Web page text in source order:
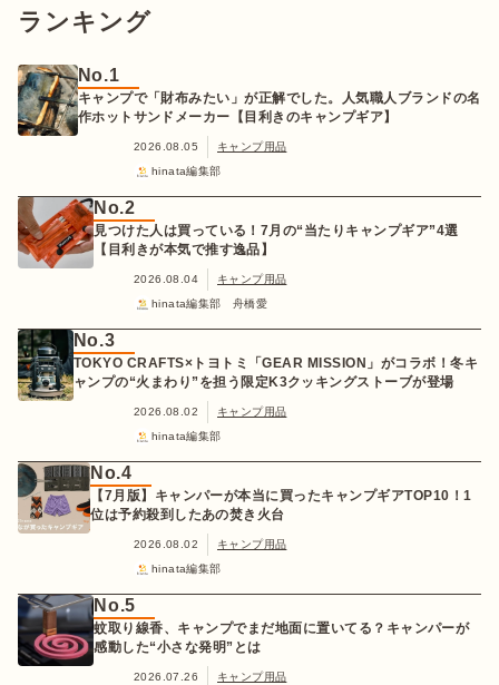
ランキング
No.1
キャンプで「財布みたい」が正解でした。人気職人ブランドの名
作ホットサンドメーカー【目利きのキャンプギア】
2026.08.05
キャンプ用品
hinata編集部
No.2
見つけた人は買っている！7月の“当たりキャンプギア”4選
【目利きが本気で推す逸品】
2026.08.04
キャンプ用品
hinata編集部 舟橋愛
No.3
TOKYO CRAFTS×トヨトミ「GEAR MISSION」がコラボ！冬キ
ャンプの“火まわり”を担う限定K3クッキングストーブが登場
2026.08.02
キャンプ用品
hinata編集部
No.4
【7月版】キャンパーが本当に買ったキャンプギアTOP10！1
位は予約殺到したあの焚き火台
2026.08.02
キャンプ用品
hinata編集部
No.5
蚊取り線香、キャンプでまだ地面に置いてる？キャンパーが
感動した“小さな発明”とは
2026.07.26
キャンプ用品